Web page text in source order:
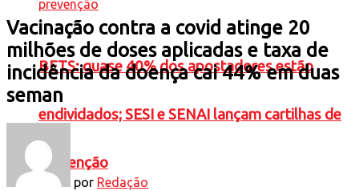
BETS: quase 40% dos apostadores estão
endividados; SESI e SENAI lançam cartilhas de
prevenção
Vacinação contra a covid atinge 20
milhões de doses aplicadas e taxa de
incidência da doença cai 44% em duas
seman
por Redação